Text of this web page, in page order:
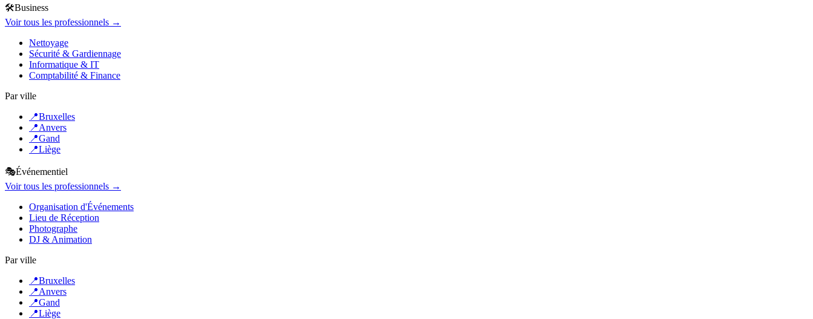
🛠️Business
Voir tous les professionnels →
Nettoyage
Sécurité & Gardiennage
Informatique & IT
Comptabilité & Finance
Par ville
📍Bruxelles
📍Anvers
📍Gand
📍Liège
🎭Événementiel
Voir tous les professionnels →
Organisation d'Événements
Lieu de Réception
Photographe
DJ & Animation
Par ville
📍Bruxelles
📍Anvers
📍Gand
📍Liège